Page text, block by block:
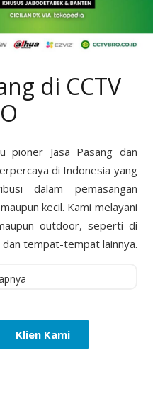
di CCTV
pioner Jasa Pasang dan
di Indonesia yang
dalam pemasangan
kecil. Kami melayani
outdoor, seperti di
tempat-tempat lainnya.
Klien Kami